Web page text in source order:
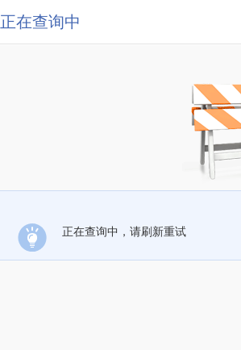
正在查询中
正在查询中，请刷新重试